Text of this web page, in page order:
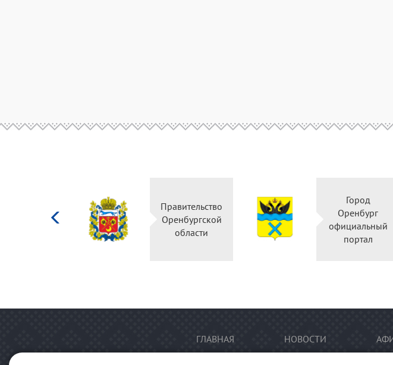
Правительство
Оренбургской
области
Город
Оренбург
официальный
портал
ГЛАВНАЯ НОВОСТИ